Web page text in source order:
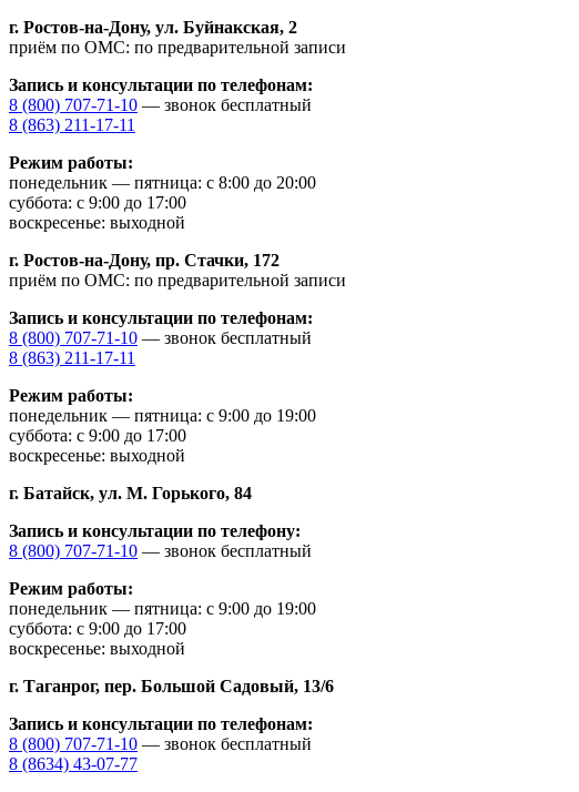
г. Ростов-на-Дону, ул. Буйнакская, 2
приём по ОМС: по предварительной записи
Запись и консультации по телефонам:
8 (800) 707-71-10 — звонок бесплатный
8 (863) 211-17-11
Режим работы:
понедельник — пятница: с 8:00 до 20:00
суббота: с 9:00 до 17:00
воскресенье: выходной
г. Ростов-на-Дону, пр. Стачки, 172
приём по ОМС: по предварительной записи
Запись и консультации по телефонам:
8 (800) 707-71-10 — звонок бесплатный
8 (863) 211-17-11
Режим работы:
понедельник — пятница: с 9:00 до 19:00
суббота: с 9:00 до 17:00
воскресенье: выходной
г. Батайск, ул. М. Горького, 84
Запись и консультации по телефону:
8 (800) 707-71-10 — звонок бесплатный
Режим работы:
понедельник — пятница: с 9:00 до 19:00
суббота: с 9:00 до 17:00
воскресенье: выходной
г. Таганрог, пер. Большой Садовый, 13/6
Запись и консультации по телефонам:
8 (800) 707-71-10 — звонок бесплатный
8 (8634) 43-07-77